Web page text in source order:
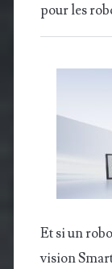
pour les
Et si un
vision